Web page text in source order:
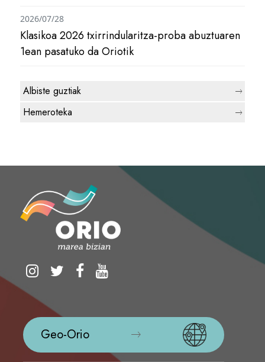
Klasikoa 2026 txirrindularitza-proba abuztuaren
1ean pasatuko da Oriotik
2026/07/28
Albiste guztiak
Hemeroteka
Geo-Orio